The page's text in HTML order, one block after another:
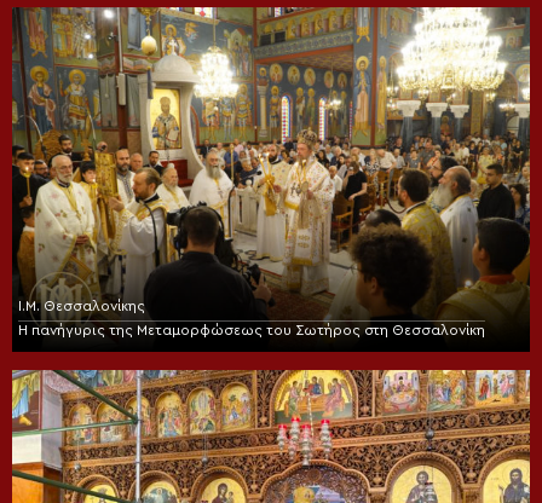
Ι.Μ. Θεσσαλονίκης
Η πανήγυρις της Μεταμορφώσεως του Σωτήρος στη Θεσσαλονίκη